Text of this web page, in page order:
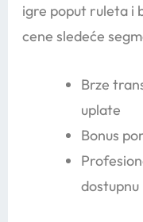
igre poput ruleta i
cene sledeće
Brze
uplate
Bonus